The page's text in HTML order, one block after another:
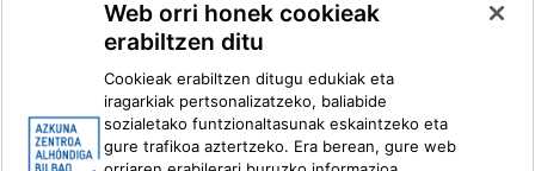
Instagram
Youtube
Linkedin
Ivoox
Web orri honek cookieak
erabiltzen ditu
Cookieak erabiltzen ditugu edukiak eta
iragarkiak pertsonalizatzeko, baliabide
sozialetako funtzionaltasunak eskaintzeko eta
gure trafikoa aztertzeko. Era berean, gure web